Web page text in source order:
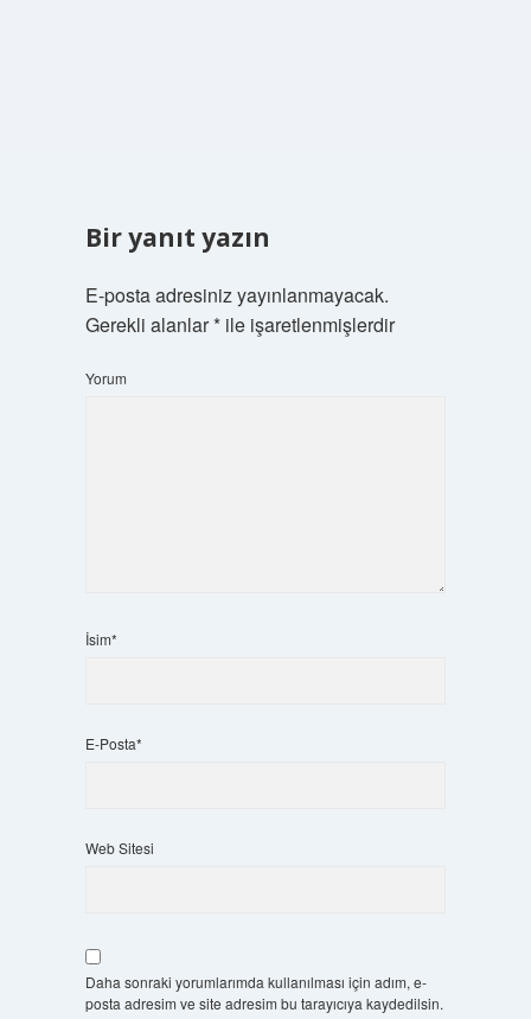
Bir yanıt yazın
E-posta adresiniz yayınlanmayacak.
Gerekli alanlar*ile işaretlenmişlerdir
Yorum
İsim*
E-Posta*
Web Sitesi
Daha sonraki yorumlarımda kullanılması için adım, e-
posta adresim ve site adresim bu tarayıcıya kaydedilsin.